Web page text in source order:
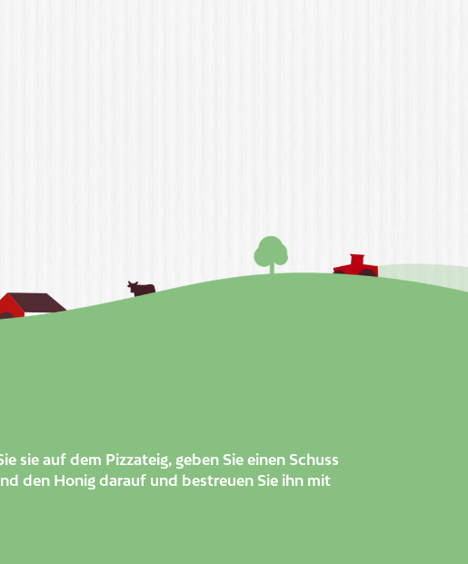
sie auf dem Pizzateig, geben Sie einen Schuss
den Honig darauf und bestreuen Sie ihn mit